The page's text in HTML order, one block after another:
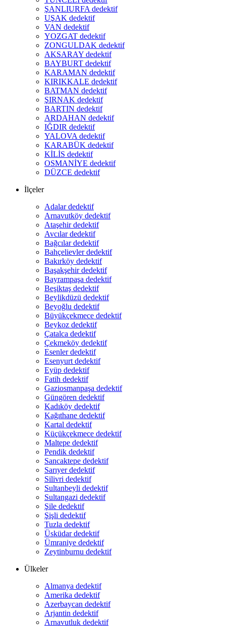
ŞANLIURFA dedektif
UŞAK dedektif
VAN dedektif
YOZGAT dedektif
ZONGULDAK dedektif
AKSARAY dedektif
BAYBURT dedektif
KARAMAN dedektif
KIRIKKALE dedektif
BATMAN dedektif
ŞIRNAK dedektif
BARTIN dedektif
ARDAHAN dedektif
IĞDIR dedektif
YALOVA dedektif
KARABÜK dedektif
KİLİS dedektif
OSMANİYE dedektif
DÜZCE dedektif
İlçeler
Adalar dedektif
Arnavutköy dedektif
Ataşehir dedektif
Avcılar dedektif
Bağcılar dedektif
Bahçelievler dedektif
Bakırköy dedektif
Başakşehir dedektif
Bayrampaşa dedektif
Beşiktaş dedektif
Beylikdüzü dedektif
Beyoğlu dedektif
Büyükçekmece dedektif
Beykoz dedektif
Çatalca dedektif
Çekmeköy dedektif
Esenler dedektif
Esenyurt dedektif
Eyüp dedektif
Fatih dedektif
Gaziosmanpaşa dedektif
Güngören dedektif
Kadıköy dedektif
Kağıthane dedektif
Kartal dedektif
Küçükçekmece dedektif
Maltepe dedektif
Pendik dedektif
Sancaktepe dedektif
Sarıyer dedektif
Silivri dedektif
Sultanbeyli dedektif
Sultangazi dedektif
Şile dedektif
Şişli dedektif
Tuzla dedektif
Üsküdar dedektif
Ümraniye dedektif
Zeytinburnu dedektif
Ülkeler
Almanya dedektif
Amerika dedektif
Azerbaycan dedektif
Arjantin dedektif
Arnavutluk dedektif